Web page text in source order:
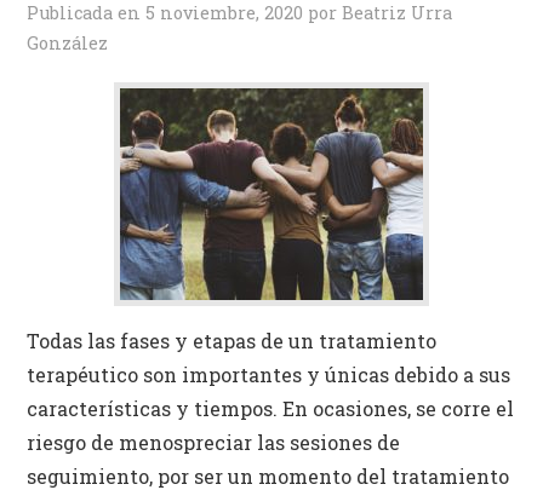
Publicada en 5 noviembre, 2020 porBeatriz Urra
González
Todas las fases y etapas de un tratamiento
terapéutico son importantes y únicas debido a sus
características y tiempos. En ocasiones, se corre el
riesgo de menospreciar las sesiones de
seguimiento, por ser un momento del tratamiento